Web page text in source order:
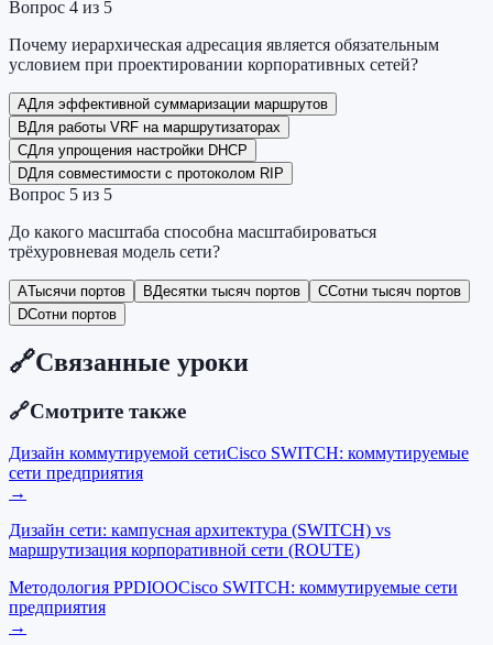
Вопрос 4 из 5
Почему иерархическая адресация является обязательным
условием при проектировании корпоративных сетей?
AДля эффективной суммаризации маршрутов
BДля работы VRF на маршрутизаторах
CДля упрощения настройки DHCP
DДля совместимости с протоколом RIP
Вопрос 5 из 5
До какого масштаба способна масштабироваться
трёхуровневая модель сети?
AТысячи портов BДесятки тысяч портов CСотни тысяч портов
DСотни портов
🔗Связанные уроки
🔗Смотрите также
Дизайн коммутируемой сетиCisco SWITCH: коммутируемые
сети предприятия
→
Дизайн сети: кампусная архитектура (SWITCH) vs
маршрутизация корпоративной сети (ROUTE)
Методология PPDIOOCisco SWITCH: коммутируемые сети
предприятия
→